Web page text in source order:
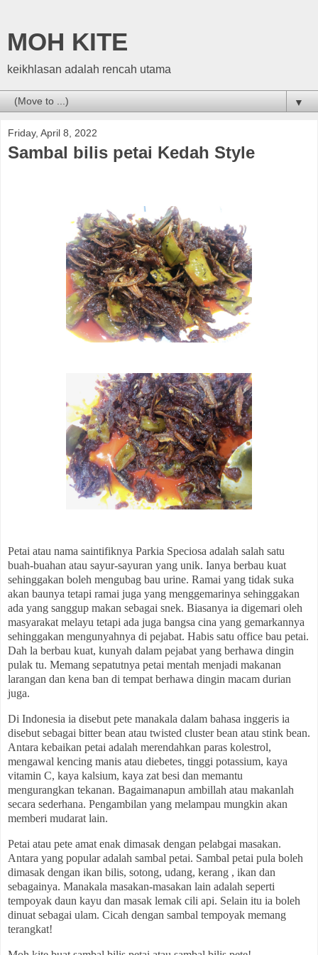
MOH KITE
keikhlasan adalah rencah utama
▼
Friday, April 8, 2022
Sambal bilis petai Kedah Style
Petai atau nama saintifiknya Parkia Speciosa adalah salah satu
buah-buahan atau sayur-sayuran yang unik. Ianya berbau kuat
sehinggakan boleh mengubag bau urine. Ramai yang tidak suka
akan baunya tetapi ramai juga yang menggemarinya sehinggakan
ada yang sanggup makan sebagai snek. Biasanya ia digemari oleh
masyarakat melayu tetapi ada juga bangsa cina yang gemarkannya
sehinggakan mengunyahnya di pejabat. Habis satu office bau petai.
Dah la berbau kuat, kunyah dalam pejabat yang berhawa dingin
pulak tu. Memang sepatutnya petai mentah menjadi makanan
larangan dan kena ban di tempat berhawa dingin macam durian
juga.
Di Indonesia ia disebut pete manakala dalam bahasa inggeris ia
disebut sebagai bitter bean atau twisted cluster bean atau stink bean.
Antara kebaikan petai adalah merendahkan paras kolestrol,
mengawal kencing manis atau diebetes, tinggi potassium, kaya
vitamin C, kaya kalsium, kaya zat besi dan memantu
mengurangkan tekanan. Bagaimanapun ambillah atau makanlah
secara sederhana. Pengambilan yang melampau mungkin akan
memberi mudarat lain.
Petai atau pete amat enak dimasak dengan pelabgai masakan.
Antara yang popular adalah sambal petai. Sambal petai pula boleh
dimasak dengan ikan bilis, sotong, udang, kerang , ikan dan
sebagainya. Manakala masakan-masakan lain adalah seperti
tempoyak daun kayu dan masak lemak cili api. Selain itu ia boleh
dinuat sebagai ulam. Cicah dengan sambal tempoyak memang
terangkat!